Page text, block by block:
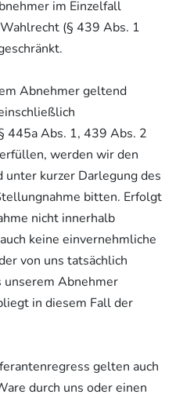
im Einzelfall
(§ 439 Abs. 1
Abnehmer geltend
445a Abs. 1, 439 Abs. 2
werden wir den
unter kurzer Darlegung des
bitten. Erfolgt
nicht innerhalb
keine einvernehmliche
von uns tatsächlich
unserem Abnehmer
in diesem Fall der
gelten auch
durch uns oder einen